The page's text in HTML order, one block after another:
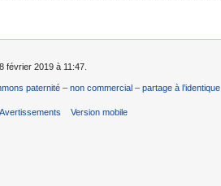
février 2019 à 11:47.
paternité – non commercial – partage à l’identique
Avertissements Version mobile